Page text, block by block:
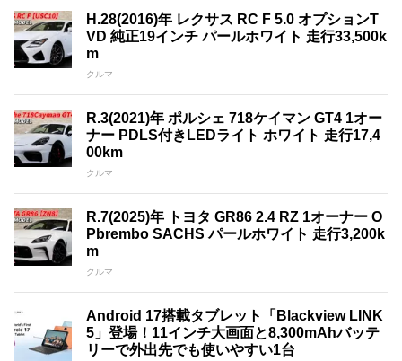
H.28(2016)年 レクサス RC F 5.0 オプションT
VD 純正19インチ パールホワイト 走行33,500k
m
クルマ
R.3(2021)年 ポルシェ 718ケイマン GT4 1オー
ナー PDLS付きLEDライト ホワイト 走行17,4
00km
クルマ
R.7(2025)年 トヨタ GR86 2.4 RZ 1オーナー O
Pbrembo SACHS パールホワイト 走行3,200k
m
クルマ
Android 17搭載タブレット「Blackview LINK
5」登場！11インチ大画面と8,300mAhバッテ
リーで外出先でも使いやすい1台